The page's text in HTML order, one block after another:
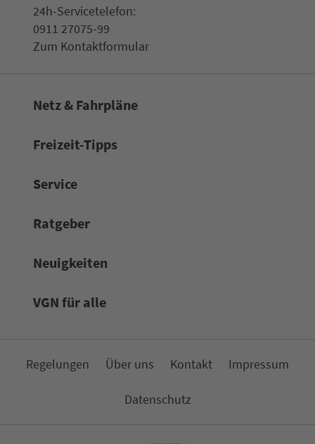
24h-Ser­vice­te­le­fon:
0911 27075-99
Zum Kon­taktformular
Netz & Fahrpläne
Frei­zeit-Tipps
Service
Rat­ge­ber
Neuigkeiten
VGN für alle
Re­ge­lungen Über uns Kon­takt Impressum
Da­ten­schutz